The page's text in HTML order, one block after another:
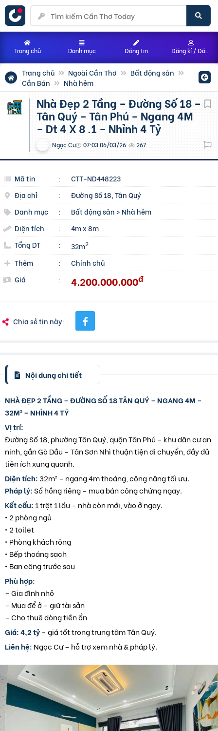
Trang chủ Ngoài Cần Thơ
Bất động sản
Cần Bán
Nhà hẻm
Nhà Đẹp 2 Tầng – Đường Số 18 –
Tân Quý – Tân Phú – Ngang 4M
– Dt 4 X 8 .1 – Nhỉnh 4 Tỷ
Ngọc Cư 07:03 06/03/26 267
Mã tin :
CTT-ND448223
Địa chỉ
:
Đường Số 18, Tân Quý
Danh mục
: Bất động sản > Nhà hẻm
Diện tích
:
4m x 8m
Tổng DT
: 32m2
Thêm :
Chính chủ
Giá
: 4.200.000.000đ
Chia sẻ tin này:
Nội dung chi tiết
NHÀ ĐẸP 2 TẦNG – ĐƯỜNG SỐ 18 TÂN QUÝ – NGANG 4M –
32M² – NHỈNH 4 TỶ
Vị trí:
Đường Số 18, phường Tân Quý, quận Tân Phú – khu dân cư an
ninh, gần Gò Dầu – Tân Sơn Nhì thuận tiện di chuyển, đầy đủ
tiện ích xung quanh.
Diện tích: 32m² – ngang 4m thoáng, công năng tối ưu.
Pháp lý:Sổ hồng riêng – mua bán công chứng ngay.
Kết cấu: 1 trệt 1 lầu – nhà còn mới, vào ở ngay.
• 2 phòng ngủ
• 2 toilet
• Phòng khách rộng
• Bếp thoáng sạch
• Ban công trước sau
Phù hợp:
– Gia đình nhỏ
– Mua để ở – giữ tài sản
– Cho thuê dòng tiền ổn
Giá:4,2 tỷ– giá tốt trong trung tâm Tân Quý.
Liên hệ: Ngọc Cư – hỗ trợ xem nhà & pháp lý.
Trang chủ Danh mục Đăng tin